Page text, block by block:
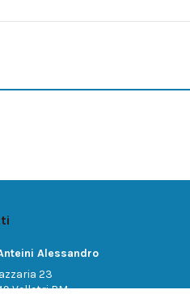
Alessandro
23
Velletri RM